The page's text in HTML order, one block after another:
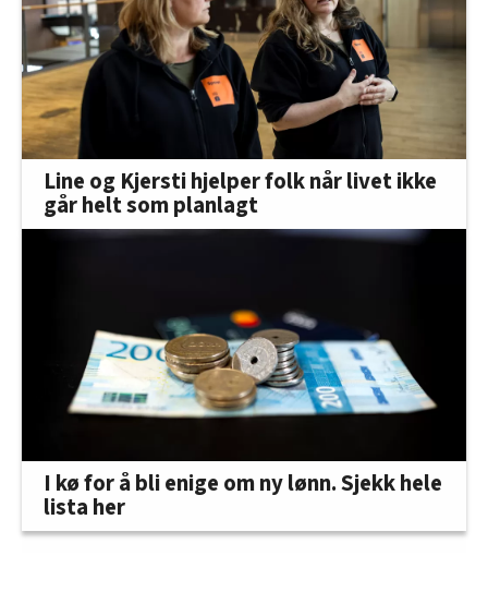
Line og Kjersti hjelper folk når livet ikke
går helt som planlagt
I kø for å bli enige om ny lønn. Sjekk hele
lista her